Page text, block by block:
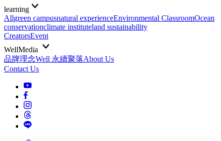
learning
Allgreen campusnatural experienceEnvironmental ClassroomOcean
conservationclimate instituteland sustainability
CreatorsEvent
WellMedia
品牌理念Well 永續聚落About Us
Contact Us